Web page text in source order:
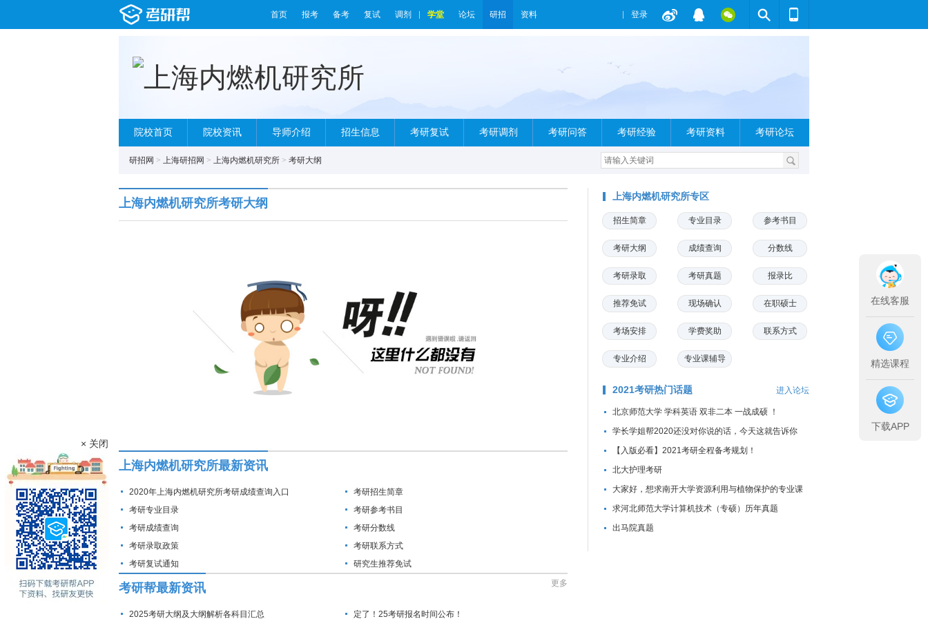
首页 报考 备考 复试 调剂 学堂 论坛 研招 资料 登录
院校首页 院校资讯 导师介绍 招生信息 考研复试 考研调剂 考研问答 考研经验 考研资料 考研论坛
研招网 > 上海研招网 > 上海内燃机研究所 > 考研大纲
上海内燃机研究所考研大纲
上海内燃机研究所最新资讯
2020年上海内燃机研究所考研成绩查询入口
考研招生简章
考研专业目录
考研参考书目
考研成绩查询
考研分数线
考研录取政策
考研联系方式
考研复试通知
研究生推荐免试
考研帮最新资讯 更多
2025考研大纲及大纲解析各科目汇总 定了！25考研报名时间公布！
上海内燃机研究所专区
招生简章 专业目录 参考书目
考研大纲 成绩查询 分数线
考研录取 考研真题 报录比
推荐免试 现场确认 在职硕士
考场安排 学费奖助 联系方式
专业介绍 专业课辅导
2021考研热门话题 进入论坛
北京师范大学 学科英语 双非二本 一战成硕 ！
学长学姐帮2020还没对你说的话，今天这就告诉你
【入版必看】2021考研全程备考规划！
北大护理考研
大家好，想求南开大学资源利用与植物保护的专业课
资料...
求河北师范大学计算机技术（专硕）历年真题
出马院真题
× 关闭
在线客服
精选课程
下载APP